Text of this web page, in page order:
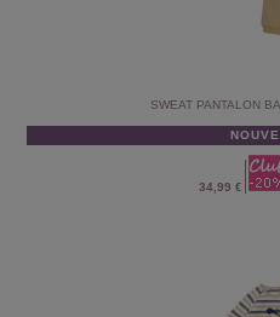
SWEAT PANTALON
34,99 €